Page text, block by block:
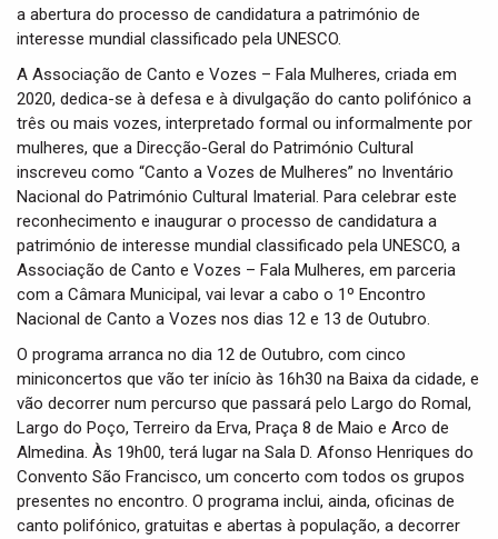
a abertura do processo de candidatura a património de
interesse mundial classificado pela UNESCO.
A Associação de Canto e Vozes – Fala Mulheres, criada em
2020, dedica-se à defesa e à divulgação do canto polifónico a
três ou mais vozes, interpretado formal ou informalmente por
mulheres, que a Direcção-Geral do Património Cultural
inscreveu como “Canto a Vozes de Mulheres” no Inventário
Nacional do Património Cultural Imaterial. Para celebrar este
reconhecimento e inaugurar o processo de candidatura a
património de interesse mundial classificado pela UNESCO, a
Associação de Canto e Vozes – Fala Mulheres, em parceria
com a Câmara Municipal, vai levar a cabo o 1º Encontro
Nacional de Canto a Vozes nos dias 12 e 13 de Outubro.
O programa arranca no dia 12 de Outubro, com cinco
miniconcertos que vão ter início às 16h30 na Baixa da cidade, e
vão decorrer num percurso que passará pelo Largo do Romal,
Largo do Poço, Terreiro da Erva, Praça 8 de Maio e Arco de
Almedina. Às 19h00, terá lugar na Sala D. Afonso Henriques do
Convento São Francisco, um concerto com todos os grupos
presentes no encontro. O programa inclui, ainda, oficinas de
canto polifónico, gratuitas e abertas à população, a decorrer